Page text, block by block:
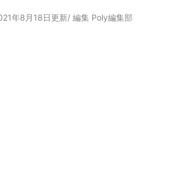
年8月18日更新/ 編集 Poly編集部